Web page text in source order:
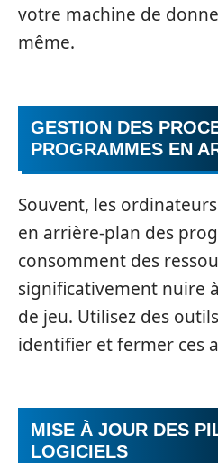
votre machine de
même.
GESTION DES
PROGRAMMES EN
Souvent, les
en arrière-plan des
consomment des
significativement nuire
de jeu. Utilisez des
identifier et fermer ces
MISE À JOUR DES
LOGICIELS